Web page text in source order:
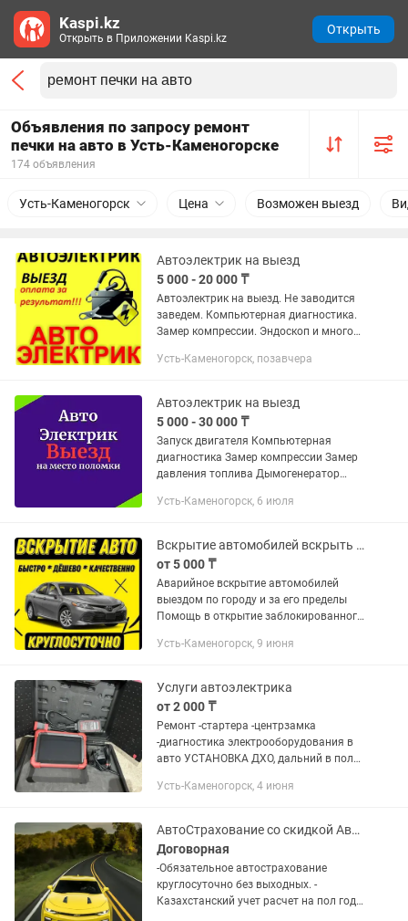
Объявления по запросу ремонт
печки на авто в Усть-Каменогорске
174 объявления
Усть-Каменогорск Цена Возможен выезд
Автоэлектрик на выезд
5 000 - 20 000 ₸
Автоэлектрик на выезд. Не заводится
заведем. Компьютерная диагностика.
Замер компрессии. Эндоскоп и многое
Работа.Загород договорная. Онлайн
Усть-Каменогорск, позавчера
Автоэлектрик на выезд
5 000 - 30 000 ₸
Запуск двигателя Компьютерная
диагностика Замер компрессии Замер
давления топлива Дымогенератор
Ремонт проводки двигателя Ремонт
Выезд...
Усть-Каменогорск, 6 июля
Вскрытие автомобилей вскрыть авто машину открыть дверь бак копот багажник
от 5 000 ₸
Аварийное вскрытие автомобилей
выездом по городу и за его пределы
Помощь в открытие заблокированного
аккумулятор, забыли ключи в салоне,
Усть-Каменогорск, 9 июня
Услуги автоэлектрика
от 2 000 ₸
Ремонт -стартера -центрзамка
-диагностика электрооборудования в
авто УСТАНОВКА ДХО, дальний в пол
Установка, ремонт и настройка
Усть-Каменогорск, 4 июня
АвтоСтрахование со скидкой АвтоСтраховка рос учет грузовые
Договорная
-Обязательное автострахование
круглосуточно без выходных. -
Казахстанский учет расчет на пол года
Kaspi.kz
Открыть в Приложении Kaspi.kz
Открыть